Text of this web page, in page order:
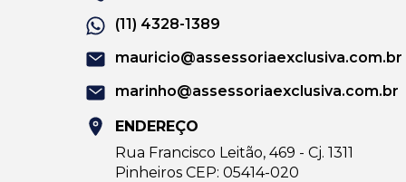
(11) 4328-1389
mauricio@assessoriaexclusiva.com.br
marinho@assessoriaexclusiva.com.br
ENDEREÇO
Rua Francisco Leitão, 469 - Cj. 1311
Pinheiros CEP: 05414-020